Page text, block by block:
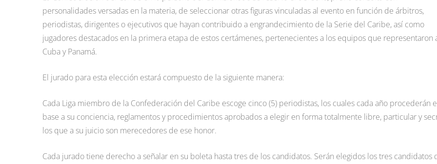
personalidades versadas en la materia, de seleccionar otras figuras vinculadas al evento en función de árbitros,
periodistas, dirigentes o ejecutivos que hayan contribuido a engrandecimiento de la Serie del Caribe, así como
jugadores destacados en la primera etapa de estos certámenes, pertenecientes a los equipos que representaron
Cuba y Panamá.
El jurado para esta elección estará compuesto de la siguiente manera:
Cada Liga miembro de la Confederación del Caribe escoge cinco (5) periodistas, los cuales cada año procederán
base a su conciencia, reglamentos y procedimientos aprobados a elegir en forma totalmente libre, particular y
los que a su juicio son merecedores de ese honor.
Cada jurado tiene derecho a señalar en su boleta hasta tres de los candidatos. Serán elegidos los tres candidatos